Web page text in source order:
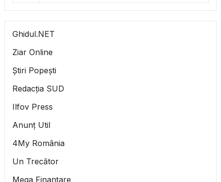
Ghidul.NET
Ziar Online
Știri Popești
Redacția SUD
Ilfov Press
Anunț Util
4My România
Un Trecător
Mega Finanțare